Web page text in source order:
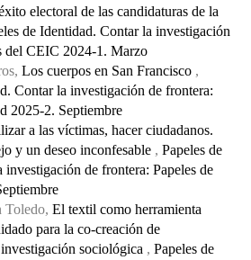
electoral de las candidaturas de la
de Identidad. Contar la investigación
del CEIC 2024-1. Marzo
Los cuerpos en San Francisco ,
Contar la investigación de frontera:
2025-2. Septiembre
a las víctimas, hacer ciudadanos.
y un deseo inconfesable , Papeles de
de frontera: Papeles de
Toledo, El textil como herramienta
para la co-creación de
sociológica , Papeles de